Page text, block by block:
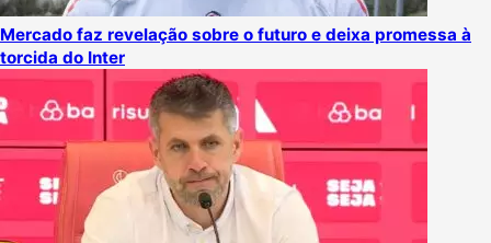
Mercado faz revelação sobre o futuro e deixa promessa à
torcida do Inter